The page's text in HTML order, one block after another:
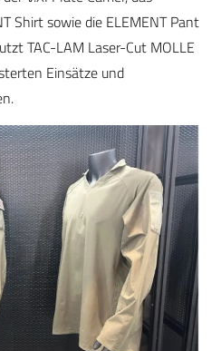
Shirt sowie die ELEMENT Pant
TAC-LAM Laser-Cut MOLLE
Einsätze und